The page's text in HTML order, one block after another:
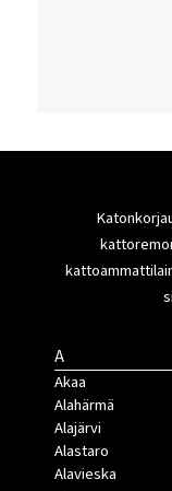
A
Akaa
Alahärmä
Alajärvi
Alastaro
Alavieska